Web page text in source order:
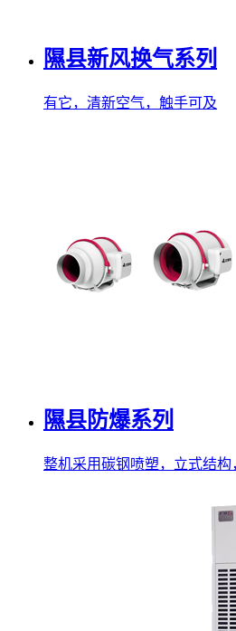
隰县新风换气系列
有它，清新空气，触手可及
隰县防爆系列
整机采用碳钢喷塑，立式结